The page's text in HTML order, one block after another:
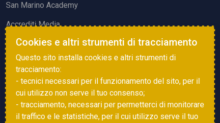
San Marino Academy
Accrediti Media
ATTIVITÀ ED EVENTI
Squadre di Calcio
Associazione Sammarinese Arbitri
Vota gol e parata
Cookies e altri strumenti di tracciamento
Questo sito installa cookies e altri strumenti di
tracciamento:
- tecnici necessari per il funzionamento del sito, per il
cui utilizzo non serve il tuo consenso;
- tracciamento, necessari per permetterci di monitorare
il traffico e le statistiche, per il cui utilizzo serve il tuo